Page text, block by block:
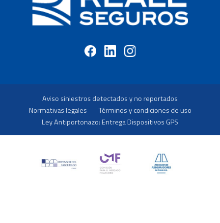
Aviso siniestros detectados y no reportados
Normativas legales
Términos y condiciones de uso
Ley Antiportonazo: Entrega Dispositivos GPS